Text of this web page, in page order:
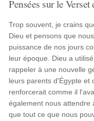
Pensées sur le Verset
Trop souvent, je crains
Dieu et pensons que
puissance de nos jours
leur époque. Dieu a
rappeler à une nouvelle
leurs parents d'Égypte et
renforcerait comme il
également nous attendre
que tout ce que nous